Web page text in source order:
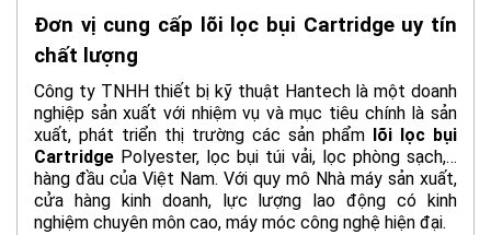
Đơn vị cung cấp lõi lọc bụi Cartridge uy tín
chất lượng
Công ty TNHH thiết bị kỹ thuật Hantech là một doanh
nghiệp sản xuất với nhiệm vụ và mục tiêu chính là sản
xuất, phát triển thị trường các sản phẩm
lõi lọc bụi
Cartridge Polyester, lọc bụi túi vải, lọc phòng sạch,…
hàng đầu của Việt Nam. Với quy mô Nhà máy sản xuất,
cửa hàng kinh doanh, lực lượng lao động có kinh
nghiệm chuyên môn cao, máy móc công nghệ hiện đại.